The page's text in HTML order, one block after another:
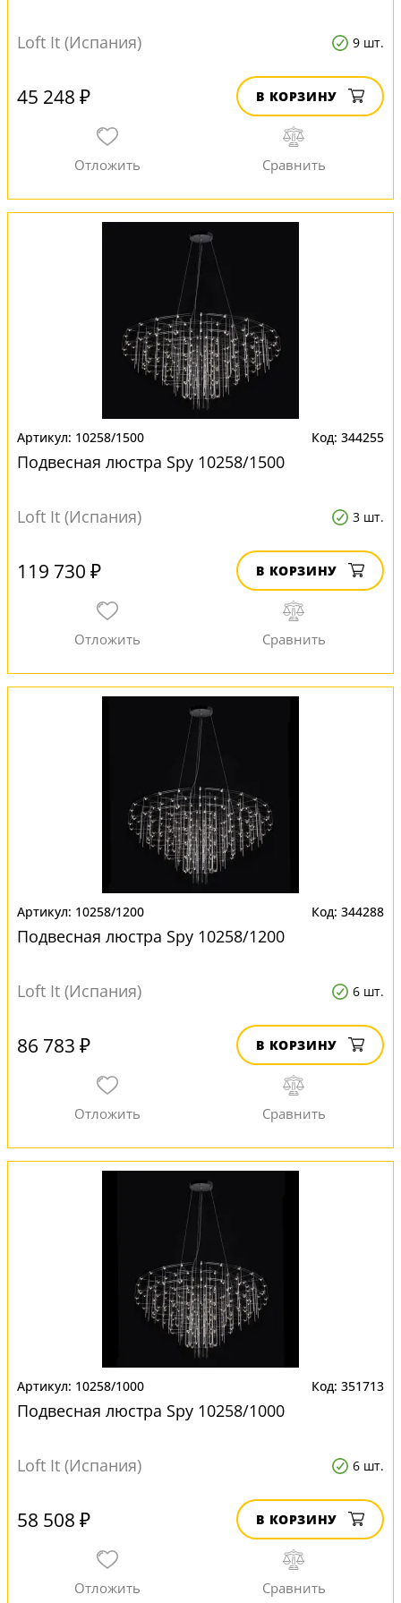
Loft It (Испания) 9 шт.
45 248 ₽ В КОРЗИНУ
10258/1500 344255
Подвесная люстра Spy 10258/1500
Loft It (Испания) 3 шт.
119 730 ₽ В КОРЗИНУ
10258/1200 344288
Подвесная люстра Spy 10258/1200
Loft It (Испания) 6 шт.
86 783 ₽ В КОРЗИНУ
10258/1000 351713
Подвесная люстра Spy 10258/1000
Loft It (Испания) 6 шт.
58 508 ₽ В КОРЗИНУ